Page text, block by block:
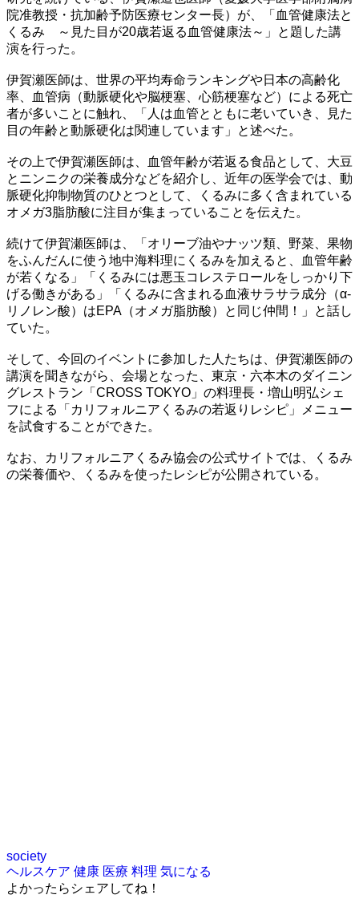
院准教授・抗加齢予防医療センター長）が、「血管健康法と
くるみ ～見た目が20歳若返る血管健康法～」と題した講
演を行った。
伊賀瀬医師は、世界の平均寿命ランキングや日本の高齢化
率、血管病（動脈硬化や脳梗塞、心筋梗塞など）による死亡
者が多いことに触れ、「人は血管とともに老いていき、見た
目の年齢と動脈硬化は関連しています」と述べた。
その上で伊賀瀬医師は、血管年齢が若返る食品として、大豆
とニンニクの栄養成分などを紹介し、近年の医学会では、動
脈硬化抑制物質のひとつとして、くるみに多く含まれている
オメガ3脂肪酸に注目が集まっていることを伝えた。
続けて伊賀瀬医師は、「オリーブ油やナッツ類、野菜、果物
をふんだんに使う地中海料理にくるみを加えると、血管年齢
が若くなる」「くるみには悪玉コレステロールをしっかり下
げる働きがある」「くるみに含まれる血液サラサラ成分（α-
リノレン酸）はEPA（オメガ脂肪酸）と同じ仲間！」と話し
ていた。
そして、今回のイベントに参加した人たちは、伊賀瀬医師の
講演を聞きながら、会場となった、東京・六本木のダイニン
グレストラン「CROSS TOKYO」の料理長・増山明弘シェ
フによる「カリフォルニアくるみの若返りレシピ」メニュー
を試食することができた。
なお、カリフォルニアくるみ協会の公式サイトでは、くるみ
の栄養価や、くるみを使ったレシピが公開されている。
society
ヘルスケア 健康 医療 料理 気になる
よかったらシェアしてね！